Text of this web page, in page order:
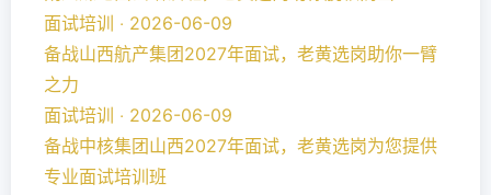
面试培训 ‧ 2026-06-09
备战山西航产集团2027年面试，老黄选岗助你一臂
之力
面试培训 ‧ 2026-06-09
备战中核集团山西2027年面试，老黄选岗为您提供
专业面试培训班